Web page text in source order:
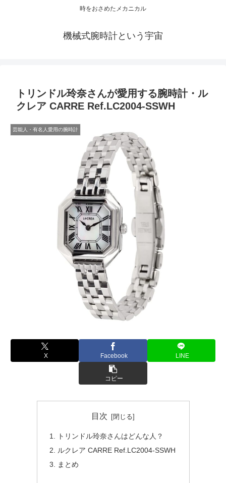
時をおさめたメカニカル
機械式腕時計という宇宙
トリンドル玲奈さんが愛用する腕時計・ル
クレア CARRE Ref.LC2004-SSWH
芸能人・有名人愛用の腕時計
X Facebook LINE
コピー
目次
トリンドル玲奈さんはどんな人？
ルクレア CARRE Ref.LC2004-SSWH
まとめ